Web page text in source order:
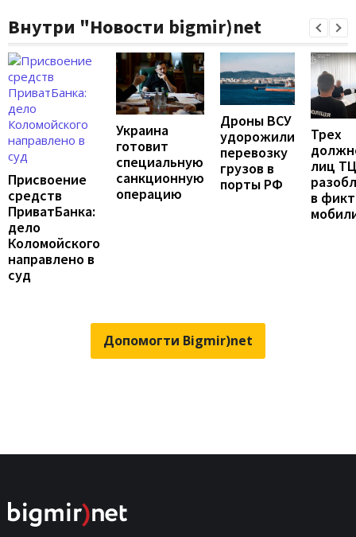
Внутри "Новости bigmir)net
Присвоение
средств
ПриватБанка:
дело
Коломойского
направлено в
суд
Украина
готовит
специальную
санкционную
операцию
Дроны ВСУ
удорожили
перевозку
грузов в
порты РФ
Трех
лиц
в
Допомогти Bigmir)net